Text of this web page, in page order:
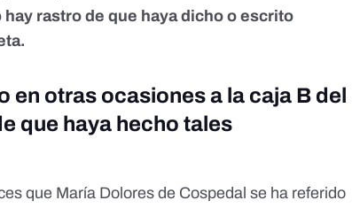
hay rastro de que haya dicho o escrito
en otras ocasiones a la caja B del
que haya hecho tales
que María Dolores de Cospedal se ha referido